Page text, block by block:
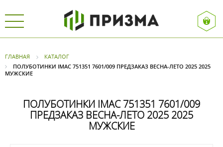
ГЛАВНАЯ
КАТАЛОГ
ПОЛУБОТИНКИ IMAC 751351 7601/009 ПРЕДЗАКАЗ ВЕСНА-ЛЕТО 2025 2025
МУЖСКИЕ
ПОЛУБОТИНКИ IMAC 751351 7601/009
ПРЕДЗАКАЗ ВЕСНА-ЛЕТО 2025 2025
МУЖСКИЕ